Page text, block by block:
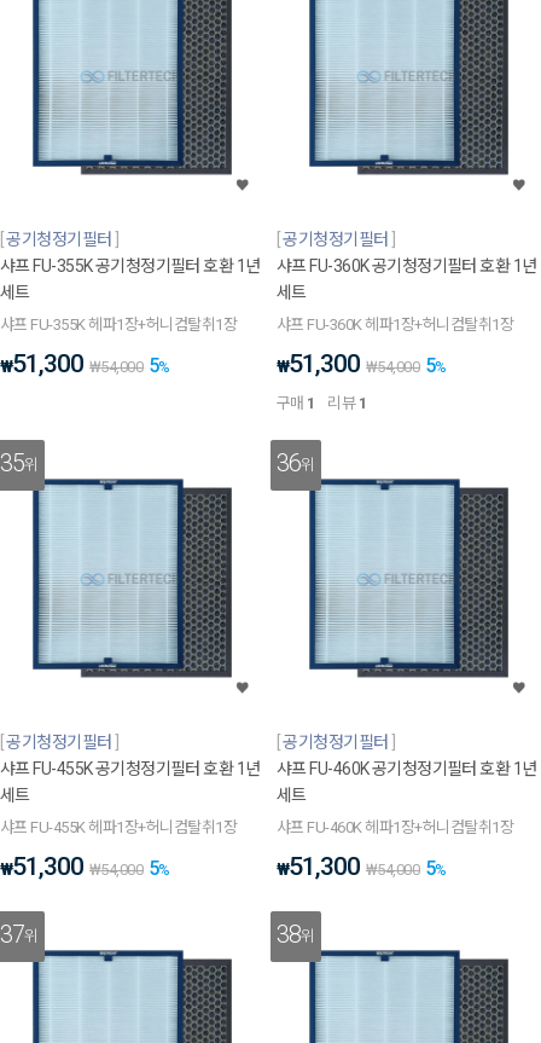
공기청정기필터
샤프 FU-355K 공기청정기필터 호환 1년
세트
샤프 FU-355K 헤파1장+허니컴탈취1장
₩51,300 ₩54,000 5%
공기청정기필터
샤프 FU-360K 공기청정기필터 호환 1년
세트
샤프 FU-360K 헤파1장+허니컴탈취1장
₩51,300 ₩54,000 5%
구매 1 리뷰 1
35위
공기청정기필터
샤프 FU-455K 공기청정기필터 호환 1년
세트
샤프 FU-455K 헤파1장+허니컴탈취1장
₩51,300 ₩54,000 5%
36위
공기청정기필터
샤프 FU-460K 공기청정기필터 호환 1년
세트
샤프 FU-460K 헤파1장+허니컴탈취1장
₩51,300 ₩54,000 5%
37위 38위